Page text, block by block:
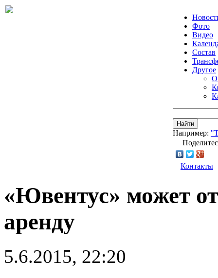
Фото
Видео
Состав
Другое
О
Найти
Например:
Контакты
«Ювентус» может
аренду
5.6.2015, 22:20